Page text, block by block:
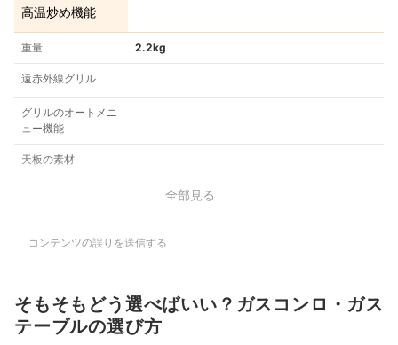
高温炒め機能
重量 2.2kg
遠赤外線グリル
グリルのオートメニ
ュー機能
天板の素材
全部見る
コンテンツの誤りを送信する
そもそもどう選べばいい？ガスコンロ・ガス
テーブルの選び方